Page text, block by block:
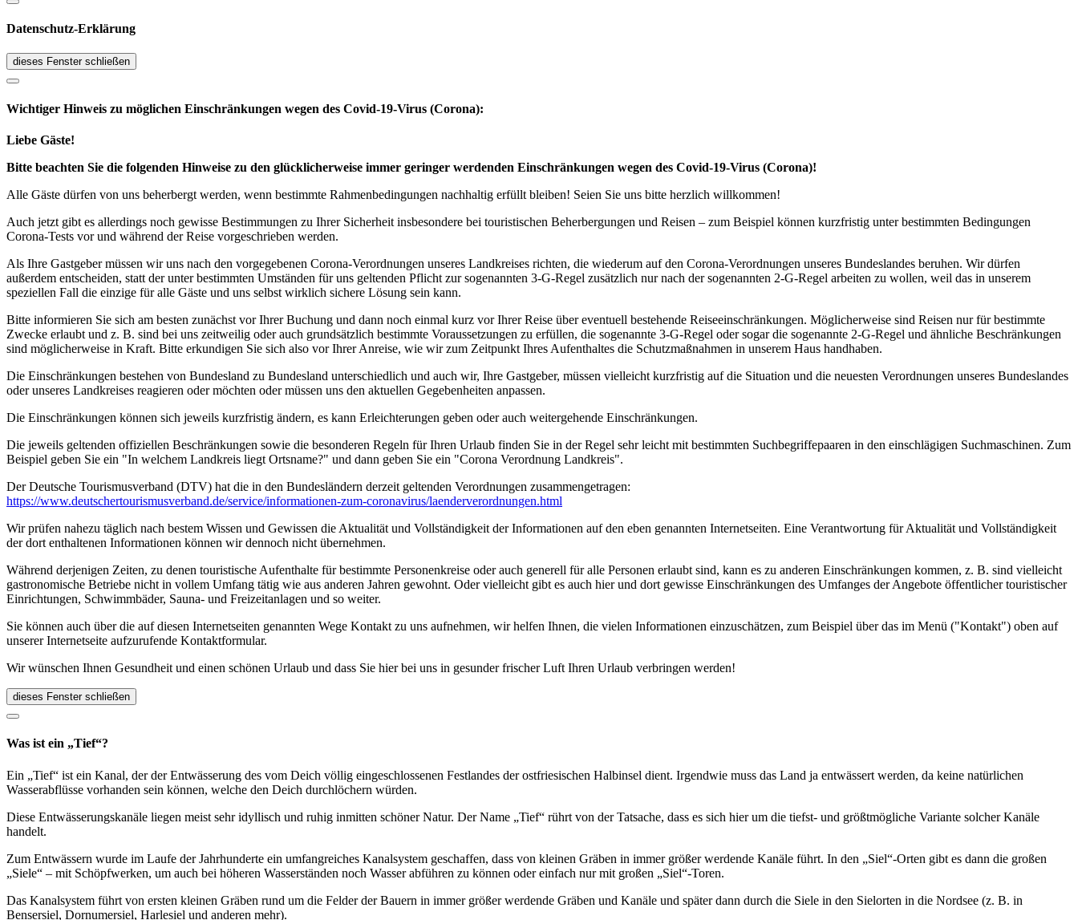
Datenschutz-Erklärung
dieses Fenster schließen
Wichtiger Hinweis zu möglichen Ein­schränk­ungen wegen des Covid-19-Virus (Corona):
Liebe Gäste!
Bitte beachten Sie die folgenden Hinweise zu den glücklicherweise immer geringer werdenden Einschränkungen wegen des Covid-19-Virus (Corona)!
Alle Gäste dürfen von uns beherbergt werden, wenn bestimmte Rahmenbedingungen nachhaltig erfüllt bleiben! Seien Sie uns bitte herzlich willkommen!
Auch jetzt gibt es allerdings noch gewisse Bestimmungen zu Ihrer Sicherheit insbesondere bei touristischen Beherbergungen und Reisen – zum Beispiel können kurzfristig unter bestimmten Bedingungen
Corona-Tests vor und während der Reise vorgeschrieben werden.
Als Ihre Gastgeber müssen wir uns nach den vorgegebenen Corona-Verordnungen unseres Landkreises richten, die wiederum auf den Corona-Verordnungen unseres Bundeslandes beruhen. Wir dürfen
außerdem entscheiden, statt der unter bestimmten Umständen für uns geltenden Pflicht zur sogenannten 3-G-Regel zusätzlich nur nach der sogenannten 2-G-Regel arbeiten zu wollen, weil das in unserem
speziellen Fall die einzige für alle Gäste und uns selbst wirklich sichere Lösung sein kann.
Bitte informieren Sie sich am besten zunächst vor Ihrer Buchung und dann noch einmal kurz vor Ihrer Reise über eventuell bestehende Reiseeinschränkungen. Möglicherweise sind Reisen nur für bestimmte
Zwecke erlaubt und z. B. sind bei uns zeitweilig oder auch grundsätzlich bestimmte Voraussetzungen zu erfüllen, die sogenannte 3-G-Regel oder sogar die sogenannte 2-G-Regel und ähnliche Beschränkungen
sind möglicherweise in Kraft. Bitte erkundigen Sie sich also vor Ihrer Anreise, wie wir zum Zeitpunkt Ihres Aufenthaltes die Schutzmaßnahmen in unserem Haus handhaben.
Die Einschränkungen bestehen von Bundesland zu Bundesland unterschiedlich und auch wir, Ihre Gastgeber, müssen vielleicht kurzfristig auf die Situation und die neuesten Verordnungen unseres Bundeslandes
oder unseres Landkreises reagieren oder möchten oder müssen uns den aktuellen Gegebenheiten anpassen.
Die Einschränkungen können sich jeweils kurzfristig ändern, es kann Erleichterungen geben oder auch weitergehende Einschränkungen.
Die jeweils geltenden offiziellen Beschränkungen sowie die besonderen Regeln für Ihren Urlaub finden Sie in der Regel sehr leicht mit bestimmten Suchbegriffepaaren in den einschlägigen Suchmaschinen. Zum
Beispiel geben Sie ein "In welchem Landkreis liegt Ortsname?" und dann geben Sie ein "Corona Verordnung Landkreis".
Der Deutsche Tourismusverband (DTV) hat die in den Bundesländern derzeit geltenden Verordnungen zusammengetragen:
https://www.deutscher­tourismusverband.de/­service/­informationen-zum-coronavirus/­laenderverordnungen.html
Wir prüfen nahezu täglich nach bestem Wissen und Gewissen die Aktualität und Vollständigkeit der Informationen auf den eben genannten Internetseiten. Eine Verantwortung für Aktualität und Vollständigkeit
der dort enthaltenen Informationen können wir dennoch nicht übernehmen.
Während derjenigen Zeiten, zu denen touristische Aufenthalte für bestimmte Personenkreise oder auch generell für alle Personen erlaubt sind, kann es zu anderen Einschränkungen kommen, z. B. sind vielleicht
gastronomische Betriebe nicht in vollem Umfang tätig wie aus anderen Jahren gewohnt. Oder vielleicht gibt es auch hier und dort gewisse Einschränkungen des Umfanges der Angebote öffentlicher touristischer
Einrichtungen, Schwimmbäder, Sauna- und Freizeitanlagen und so weiter.
Sie können auch über die auf diesen Internetseiten genannten Wege Kontakt zu uns aufnehmen, wir helfen Ihnen, die vielen Informationen einzuschätzen, zum Beispiel über das im Menü ("Kontakt") oben auf
unserer Internetseite aufzurufende Kontaktformular.
Wir wünschen Ihnen Gesundheit und einen schönen Urlaub und dass Sie hier bei uns in gesunder frischer Luft Ihren Urlaub verbringen werden!
dieses Fenster schließen
Was ist ein „Tief“?
Ein „Tief“ ist ein Kanal, der der Entwässerung des vom Deich völlig eingeschlossenen Festlandes der ostfriesischen Halbinsel dient. Irgendwie muss das Land ja entwässert werden, da keine natürlichen
Wasserabflüsse vorhanden sein können, welche den Deich durchlöchern würden.
Diese Entwässerungskanäle liegen meist sehr idyllisch und ruhig inmitten schöner Natur. Der Name „Tief“ rührt von der Tatsache, dass es sich hier um die tiefst- und größtmögliche Variante solcher Kanäle
handelt.
Zum Entwässern wurde im Laufe der Jahrhunderte ein umfangreiches Kanalsystem geschaffen, dass von kleinen Gräben in immer größer werdende Kanäle führt. In den „Siel“-Orten gibt es dann die großen
„Siele“ – mit Schöpfwerken, um auch bei höheren Wasserständen noch Wasser abführen zu können oder einfach nur mit großen „Siel“-Toren.
Das Kanalsystem führt von ersten kleinen Gräben rund um die Felder der Bauern in immer größer werdende Gräben und Kanäle und später dann durch die Siele in den Sielorten in die Nordsee (z. B. in
Bensersiel, Dornumersiel, Harlesiel und anderen mehr).